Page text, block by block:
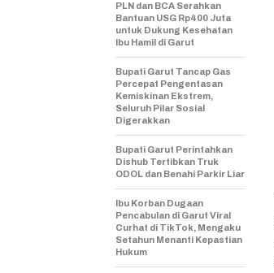
PLN dan BCA Serahkan
Bantuan USG Rp400 Juta
untuk Dukung Kesehatan
Ibu Hamil di Garut
Bupati Garut Tancap Gas
Percepat Pengentasan
Kemiskinan Ekstrem,
Seluruh Pilar Sosial
Digerakkan
Bupati Garut Perintahkan
Dishub Tertibkan Truk
ODOL dan Benahi Parkir Liar
Ibu Korban Dugaan
Pencabulan di Garut Viral
Curhat di TikTok, Mengaku
Setahun Menanti Kepastian
Hukum